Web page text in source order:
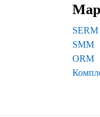
SERM
SMM
ORM